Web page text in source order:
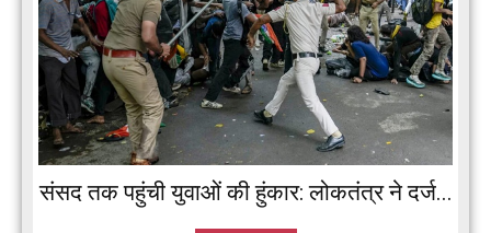
संसद तक पहुंची युवाओं की हुंकार: लोकतंत्र ने दर्ज...